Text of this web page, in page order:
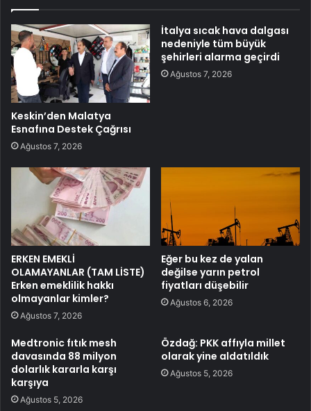
Keskin’den Malatya
Esnafına Destek Çağrısı
Ağustos 7, 2026
İtalya sıcak hava dalgası
nedeniyle tüm büyük
şehirleri alarma geçirdi
Ağustos 7, 2026
ERKEN EMEKLİ
OLAMAYANLAR (TAM LİSTE)
Erken emeklilik hakkı
olmayanlar kimler?
Ağustos 7, 2026
Eğer bu kez de yalan
değilse yarın petrol
fiyatları düşebilir
Ağustos 6, 2026
Medtronic fıtık mesh
davasında 88 milyon
dolarlık kararla karşı
karşıya
Ağustos 5, 2026
Özdağ: PKK affıyla millet
olarak yine aldatıldık
Ağustos 5, 2026